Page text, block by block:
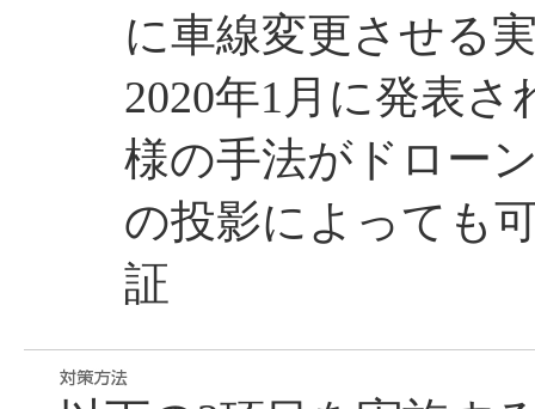
に車線変更させる
2020年1月に発表さ
様の手法がドロー
の投影によっても
証